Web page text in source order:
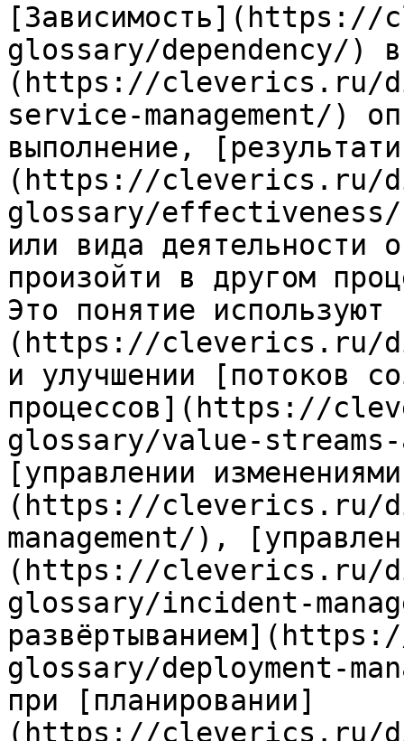
glossary/dependency/)
(https://cleverics.ru/
service-management/)
выполнение,
(https://cleverics.ru/
glossary/effectiveness/)
или вида деятельности
произойти в другом
Это понятие
(https://cleverics.ru/
и улучшении [потоков
процессов](https://
glossary/value-
[управлении
(https://cleverics.ru/
management/),
(https://cleverics.ru/
glossary/incident-
glossary/deployment-
при [планировании]
(https://cleverics.ru/